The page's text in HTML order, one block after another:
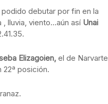
debutar por fin en la
lluvia, viento…aún así Unai
Elizagoien, el de Narvarte
22ª posición.